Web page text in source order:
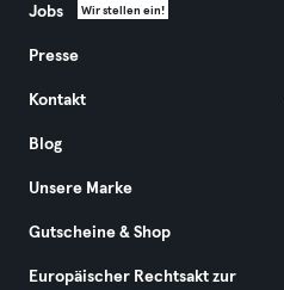
Jobs Wir stellen ein!
Presse
Kontakt
Blog
Unsere Marke
Gutscheine & Shop
Europäischer Rechtsakt zur